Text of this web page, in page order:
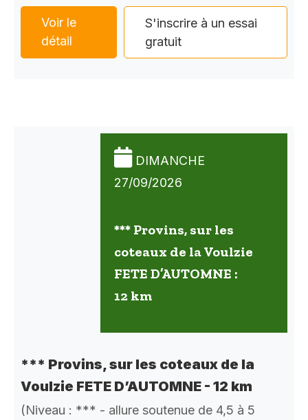
Voir le
détail
S'inscrire à un essai
gratuit
DIMANCHE
27/09/2026
*** Provins, sur les
coteaux de la Voulzie
FETE D’AUTOMNE :
12 km
*** Provins, sur les coteaux de la
Voulzie FETE D’AUTOMNE - 12 km
(Niveau : *** - allure soutenue de 4,5 à 5